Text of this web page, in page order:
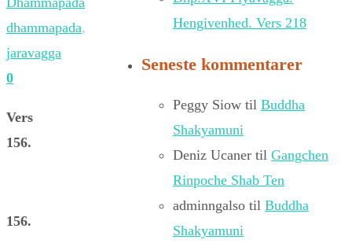
dhammapada,
jaravagga
0
Vers
156.
156.
Hengivenhed. Vers 218
Seneste kommentarer
Peggy Siow til Buddha
Shakyamuni
Deniz Ucaner til Gangchen
Rinpoche Shab Ten
adminngalso til Buddha
Shakyamuni